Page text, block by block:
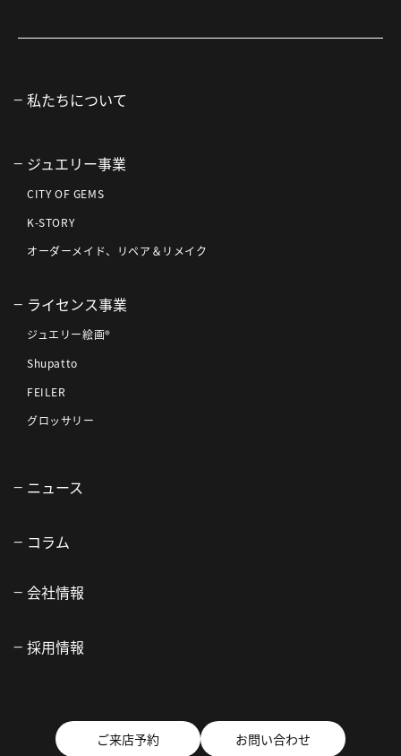
私たちについて
ジュエリー事業
CITY OF GEMS
K-STORY
オーダーメイド、リペア＆リメイク
ライセンス事業
ジュエリー絵画®
Shupatto
FEILER
グロッサリー
ニュース
コラム
会社情報
採用情報
ご来店予約 お問い合わせ